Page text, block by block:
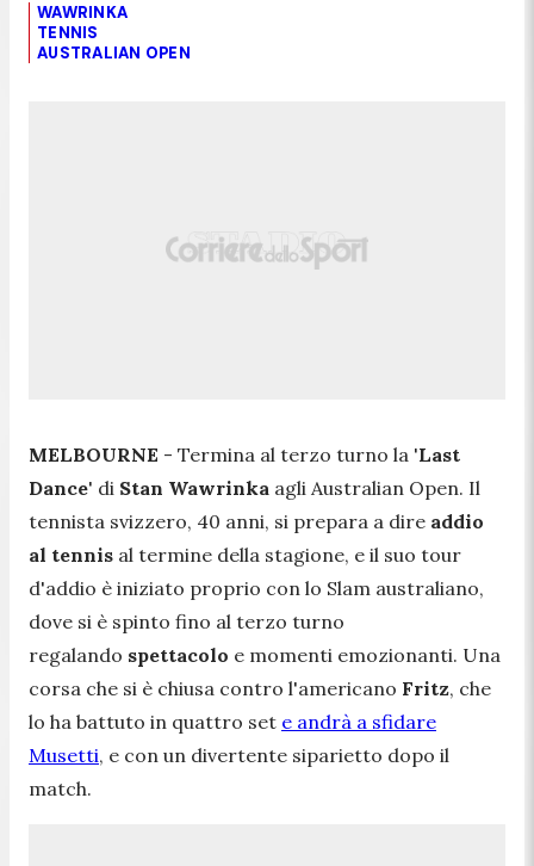
WAWRINKA
TENNIS
AUSTRALIAN OPEN
MELBOURNE - Termina al terzo turno la 'Last
Dance' di Stan Wawrinka agli Australian Open. Il
tennista svizzero, 40 anni, si prepara a dire addio
al tennis al termine della stagione, e il suo tour
d'addio è iniziato proprio con lo Slam australiano,
dove si è spinto fino al terzo turno
regalando spettacolo e momenti emozionanti. Una
corsa che si è chiusa contro l'americano Fritz, che
lo ha battuto in quattro set e andrà a sfidare
Musetti, e con un divertente siparietto dopo il
match.